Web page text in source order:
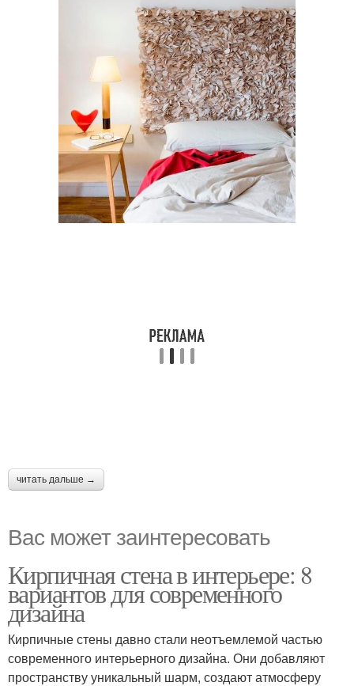
читать дальше →
Вас может заинтересовать
Кирпичная стена в интерьере: 8
вариантов для современного
дизайна
Кирпичные стены давно стали неотъемлемой частью
современного интерьерного дизайна. Они добавляют
пространству уникальный шарм, создают атмосферу